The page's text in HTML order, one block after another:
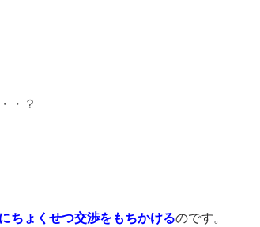
・？
ちょくせつ交渉をもちかけるのです。